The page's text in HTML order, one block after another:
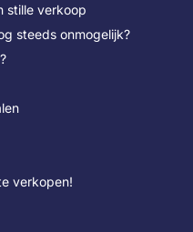
stille verkoop
steeds onmogelijk?
verkopen!